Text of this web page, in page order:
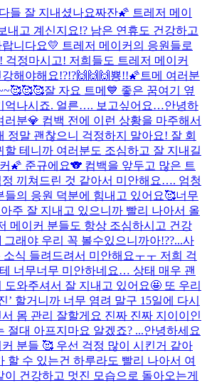
다들 잘 지내셨나요짜잔🌠 트레저 메이
내고 계신지요!? 남은 연휴도 건강하고
니다요💛 트레저 메이커의 응원들로
걱정마시고! 저희들도 트레저 메이커
해야해요!?!?🙌🙌🙌뿅!!🌠 트메 여러분
잘 자요 트메💙 좋은 꿈여기 옆
억나시죠. 얼른…. 보고싶어요…안녕하
분💎 컴백 전에 이런 상황을 마주해서
정말 괜찮으니 걱정하지 말아요! 잘 회
할 테니까 여러분도 조심하고 잘 지내길
🌠 준규에요🐨 컴백을 앞두고 많은 트
끼쳐드린 것 같아서 미안해요…. 엄청
들의 응원 덕분에 힘내고 있어요🥰너무
주 잘 지내고 있으니까 빨리 나아서 올
메이커 분들도 항상 조심하시고 건강
그래야 우리 꼭 볼수있으니까아!??...사
식 들려드려서 미안해요ㅜㅜ 저희 걱
너무너무 미안하네요… 상태 매우 괜
와주셔서 잘 지내고 있어요🤩 또 우리
’ 할거니까 너무 염려 말구 15일에 다시
몸 관리 잘할게요 진짜 진짜 지이이인
절대 아프지마요 알겠죠? ...안녕하세요
분들 🥰 우선 걱정 많이 시킨거 같아
할 수 있는건 하루라도 빨리 나아서 여
이 건강하고 멋진 모습으로 돌아오는게